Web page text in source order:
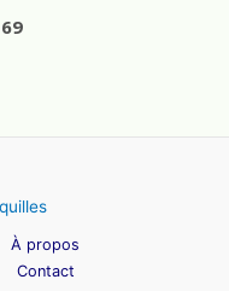
À propos
Contact